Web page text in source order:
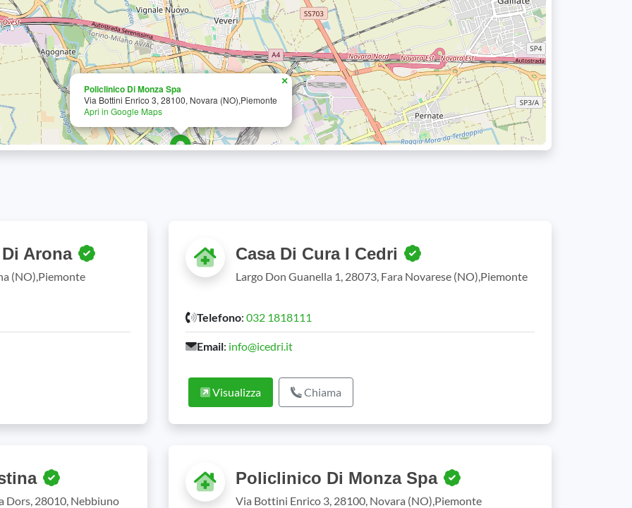
Policlinico Di Monza Spa
Via Bottini Enrico 3, 28100, Novara (NO),Piemonte
Apri in Google Maps
×
Arona
(NO),Piemonte
Casa Di Cura I Cedri
Largo Don Guanella 1, 28073, Fara Novarese (NO),Piemonte
Telefono: 032 1818111
Email: info@icedri.it
Visualizza Chiama
Dors, 28010, Nebbiuno
Policlinico Di Monza Spa
Via Bottini Enrico 3, 28100, Novara (NO),Piemonte